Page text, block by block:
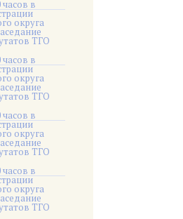
часов в
округа
ТГО
часов в
округа
ТГО
часов в
округа
ТГО
часов в
округа
ТГО